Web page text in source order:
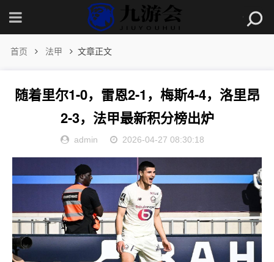
首页 法甲 文章正文
随着里尔1-0，雷恩2-1，梅斯4-4，洛里昂
2-3，法甲最新积分榜出炉
admin 2026-04-27 08:30:18